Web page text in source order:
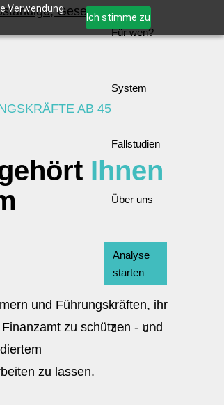
Verwendung
Ich stimme zu
Für wen?
System
Fallstudien
Über uns
Analyse
starten
AB 45
Ihnen
und Führungskräften, ihr
zu schützen - und
zu lassen.